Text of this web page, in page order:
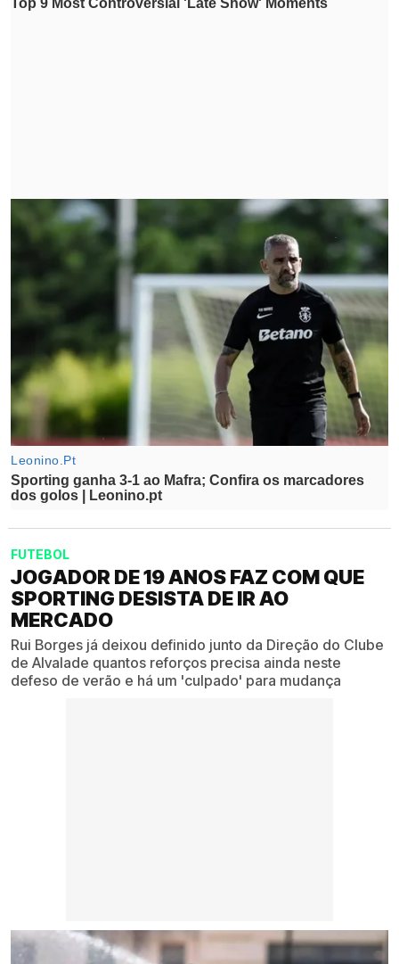
FUTEBOL
JOGADOR DE 19 ANOS FAZ COM QUE
SPORTING DESISTA DE IR AO
MERCADO
Rui Borges já deixou definido junto da Direção do Clube
de Alvalade quantos reforços precisa ainda neste
defeso de verão e há um 'culpado' para mudança